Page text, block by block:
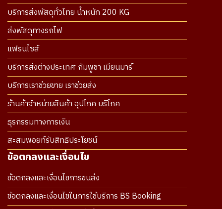
บริการส่งพัสดุทั่วไทย น้ำหนัก 200 KG
ส่งพัสดุทางรถไฟ
แฟรนไซส์
บริการส่งต่างประเทศ กัมพูชา เมียนมาร์
บริการเราช่วยขาย เราช่วยส่ง
ร้านค้าจำหน่ายสินค้า อุปโภค บริโภค
ธุรกรรมทางการเงิน
สะสมพอยท์รับสิทธิประโยชน์
ข้อตกลงและเงื่อนไข
ข้อตกลงและเงื่อนไขการขนส่ง
ข้อตกลงและเงื่อนไขในการใช้บริการ BS Booking